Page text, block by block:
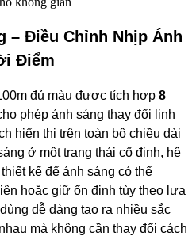
– Điều Chỉnh Nhịp Ánh
Điểm
đủ màu được tích hợp 8
phép ánh sáng thay đổi linh
hiển thị trên toàn bộ chiều dài
ở một trạng thái cố định, hệ
kế để ánh sáng có thể
hoặc giữ ổn định tùy theo lựa
dễ dàng tạo ra nhiều sắc
mà không cần thay đổi cách